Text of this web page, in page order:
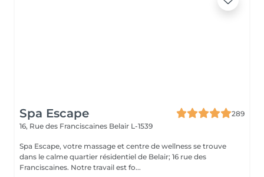
Spa Escape
289
16, Rue des Franciscaines Belair L-1539
Spa Escape, votre massage et centre de wellness se trouve
dans le calme quartier résidentiel de Belair; 16 rue des
Franciscaines. Notre travail est fo...